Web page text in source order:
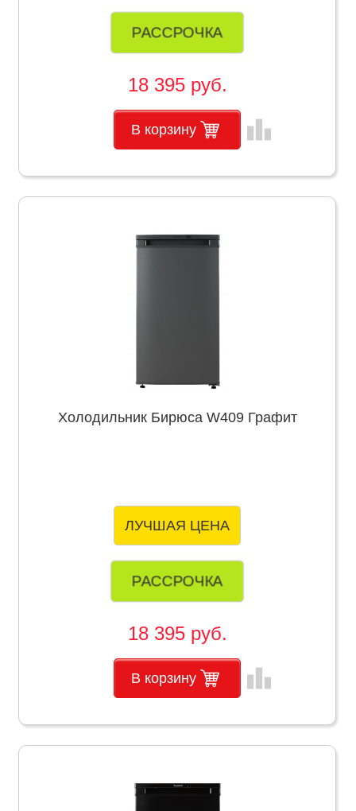
РАССРОЧКА
18 395 руб.
В корзину leaderboard
Холодильник Бирюса W409 Графит
ЛУЧШАЯ ЦЕНА
РАССРОЧКА
18 395 руб.
В корзину leaderboard